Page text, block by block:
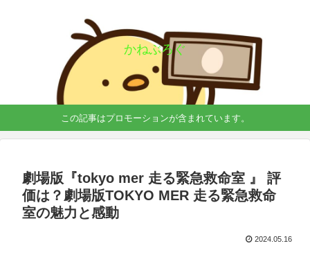
かねぶろぐ
この記事はプロモーションが含まれています。
劇場版『tokyo mer 走る緊急救命室 』 評
価は？劇場版TOKYO MER 走る緊急救命
室の魅力と感動
2024.05.16